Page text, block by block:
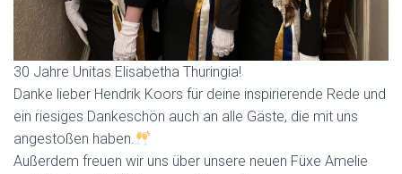
30 Jahre Unitas Elisabetha Thuringia!
Danke lieber Hendrik Koors für deine inspirierende Rede und
ein riesiges Dankeschön auch an alle Gäste, die mit uns
angestoßen haben.
Außerdem freuen wir uns über unsere neuen Füxe Amelie